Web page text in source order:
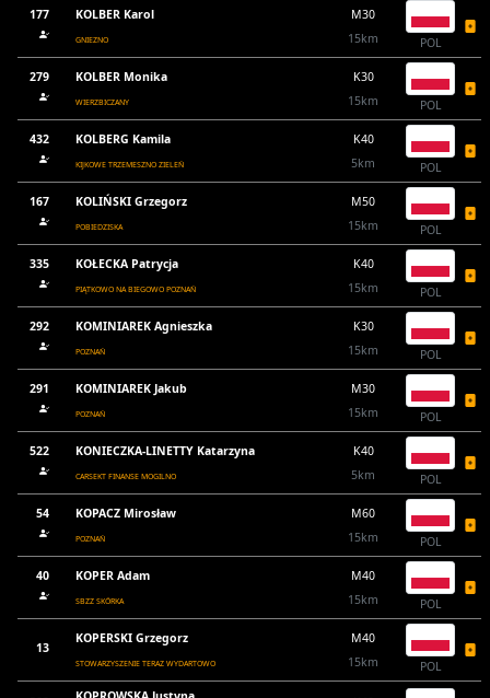
177 KOLBER Karol
GNIEZNO
M30
15km
POL
279 KOLBER Monika
WIERZBICZANY
K30
15km
POL
432 KOLBERG Kamila
KIJKOWE TRZEMESZNO ZIELEŃ
K40
5km
POL
167 KOLIŃSKI Grzegorz
POBIEDZISKA
M50
15km
POL
335 KOŁECKA Patrycja
PIĄTKOWO NA BIEGOWO POZNAŃ
K40
15km
POL
292 KOMINIAREK Agnieszka
POZNAŃ
K30
15km
POL
291 KOMINIAREK Jakub
POZNAŃ
M30
15km
POL
522 KONIECZKA-LINETTY Katarzyna
CARSEKT FINANSE MOGILNO
K40
5km
POL
54 KOPACZ Mirosław
POZNAŃ
M60
15km
POL
40 KOPER Adam
SBZZ SKÓRKA
M40
15km
POL
13
KOPERSKI Grzegorz
STOWARZYSZENIE TERAZ WYDARTOWO
M40
15km
POL